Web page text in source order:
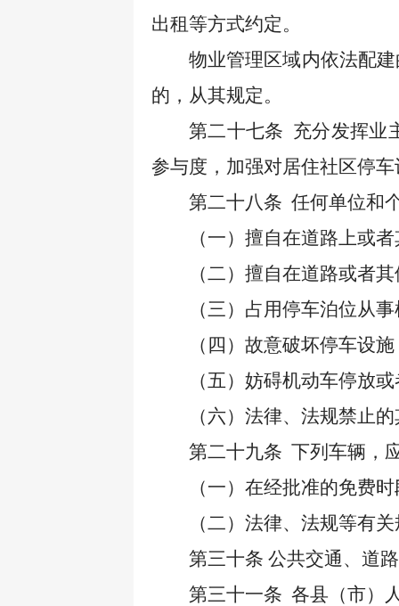
出租等方式约定。
物业管理区域内依法配
的，从其规定。
第二十七条 充分发挥业
参与度，加强对居住社区停
第二十八条 任何单位和
（一）擅自在道路上或
（二）擅自在道路或者
（三）占用停车泊位从
（四）故意破坏停车设
（五）妨碍机动车停放
（六）法律、法规禁止
第二十九条 下列车辆，
（一）在经批准的免费
（二）法律、法规等有
第三十条 公共交通、道
第三十一条 各县（市）